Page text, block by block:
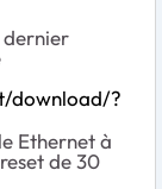
dernier
download/?
Ethernet à
de 30